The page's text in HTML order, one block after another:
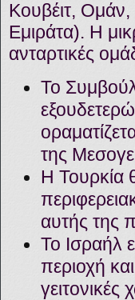
Κουβέιτ,
Εμιράτα). Η
ανταρτικές
Το
της
Η Τουρκία
αυτής της
Το Ισραήλ
περιοχή